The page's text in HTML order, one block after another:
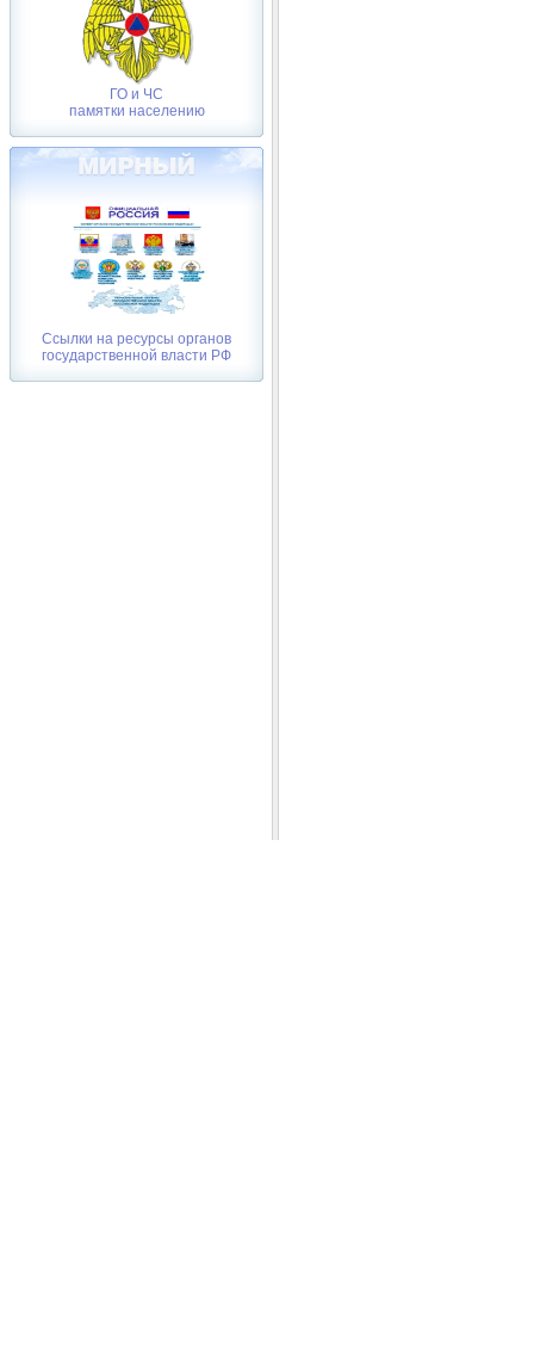
ГО и ЧС
памятки населению
Ссылки на ресурсы органов
государственной власти РФ